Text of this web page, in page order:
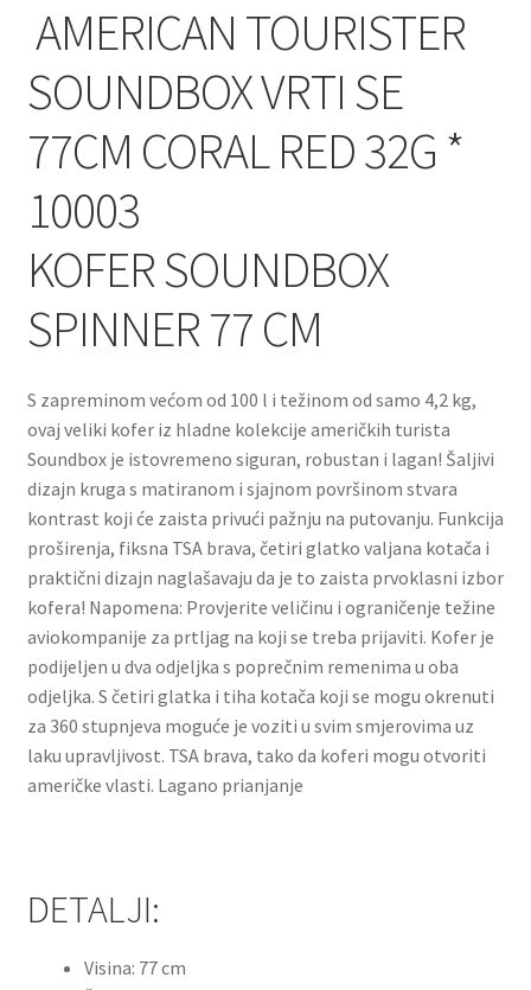
AMERICAN TOURISTER
SOUNDBOX VRTI SE
77CM CORAL RED 32G *
10003
KOFERSOUNDBOX
SPINNER 77 CM
S zapreminom većom od 100 l i težinom od samo 4,2 kg,
ovaj veliki kofer iz hladne kolekcije američkih turista
Soundbox je istovremeno siguran, robustan i lagan! Šaljivi
dizajn kruga s matiranom i sjajnom površinom stvara
kontrast koji će zaista privući pažnju na putovanju. Funkcija
proširenja, fiksna TSA brava, četiri glatko valjana kotača i
praktični dizajn naglašavaju da je to zaista prvoklasni izbor
kofera! Napomena: Provjerite veličinu i ograničenje težine
aviokompanije za prtljag na koji se treba prijaviti. Kofer je
podijeljen u dva odjeljka s poprečnim remenima u oba
odjeljka. S četiri glatka i tiha kotača koji se mogu okrenuti
za 360 stupnjeva moguće je voziti u svim smjerovima uz
laku upravljivost. TSA brava, tako da koferi mogu otvoriti
američke vlasti. Lagano prianjanje
DETALJI:
Visina: 77 cm